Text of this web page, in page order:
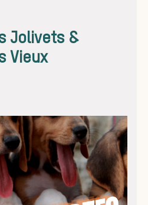
Jolivets &
Vieux